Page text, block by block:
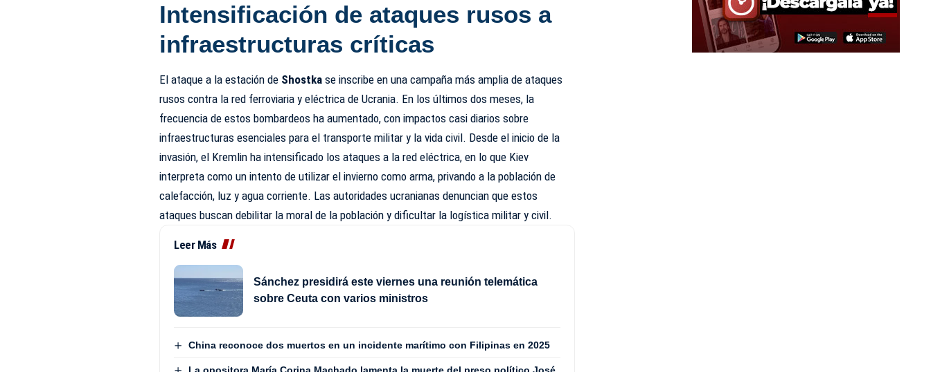
Intensificación de ataques rusos a
infraestructuras críticas
El ataque a la estación de Shostka se inscribe en una campaña más amplia de ataques
rusos contra la red ferroviaria y eléctrica de Ucrania. En los últimos dos meses, la
frecuencia de estos bombardeos ha aumentado, con impactos casi diarios sobre
infraestructuras esenciales para el transporte militar y la vida civil. Desde el inicio de la
invasión, el Kremlin ha intensificado los ataques a la red eléctrica, en lo que Kiev
interpreta como un intento de utilizar el invierno como arma, privando a la población de
calefacción, luz y agua corriente. Las autoridades ucranianas denuncian que estos
ataques buscan debilitar la moral de la población y dificultar la logística militar y civil.
Leer Más
Sánchez presidirá este viernes una reunión telemática
sobre Ceuta con varios ministros
China reconoce dos muertos en un incidente marítimo con Filipinas en 2025